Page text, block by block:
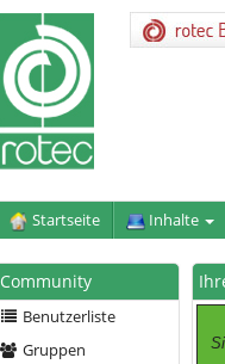
Startseite Inhalte
Community
Benutzerliste
Gruppen